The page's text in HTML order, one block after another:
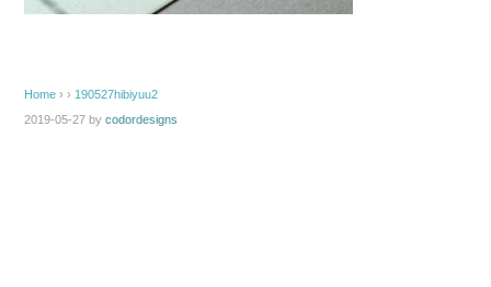
Home › › 190527hibiyuu2
2019-05-27 bycodordesigns